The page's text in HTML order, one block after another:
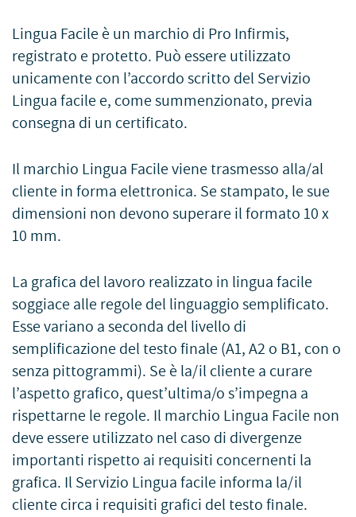
Lingua Facile è un marchio di Pro Infirmis,
registrato e protetto. Può essere utilizzato
unicamente con l’accordo scritto del Servizio
Lingua facile e, come summenzionato, previa
consegna di un certificato.
Il marchio Lingua Facile viene trasmesso alla/al
cliente in forma elettronica. Se stampato, le sue
dimensioni non devono superare il formato 10 x
10 mm.
La grafica del lavoro realizzato in lingua facile
soggiace alle regole del linguaggio semplificato.
Esse variano a seconda del livello di
semplificazione del testo finale (A1, A2 o B1, con o
senza pittogrammi). Se è la/il cliente a curare
l’aspetto grafico, quest’ultima/o s’impegna a
rispettarne le regole. Il marchio Lingua Facile non
deve essere utilizzato nel caso di divergenze
importanti rispetto ai requisiti concernenti la
grafica. Il Servizio Lingua facile informa la/il
cliente circa i requisiti grafici del testo finale.